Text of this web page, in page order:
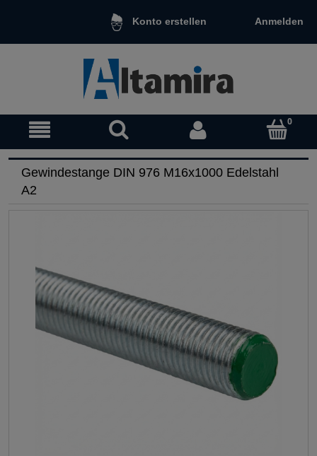
Konto erstellen Anmelden
Gewindestange DIN 976 M16x1000 Edelstahl
A2